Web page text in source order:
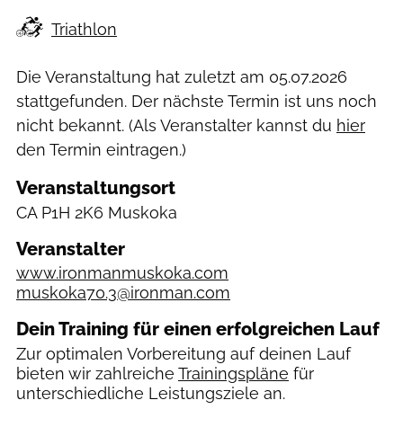
Triathlon
Die Veranstaltung hat zuletzt am 05.07.2026
stattgefunden. Der nächste Termin ist uns noch
nicht bekannt. (Als Veranstalter kannst du hier
den Termin eintragen.)
Veranstaltungsort
CA P1H 2K6 Muskoka
Veranstalter
www.ironmanmuskoka.com
muskoka70.3@ironman.com
Dein Training für einen erfolgreichen Lauf
Zur optimalen Vorbereitung auf deinen Lauf
bieten wir zahlreiche Trainingspläne für
unterschiedliche Leistungsziele an.